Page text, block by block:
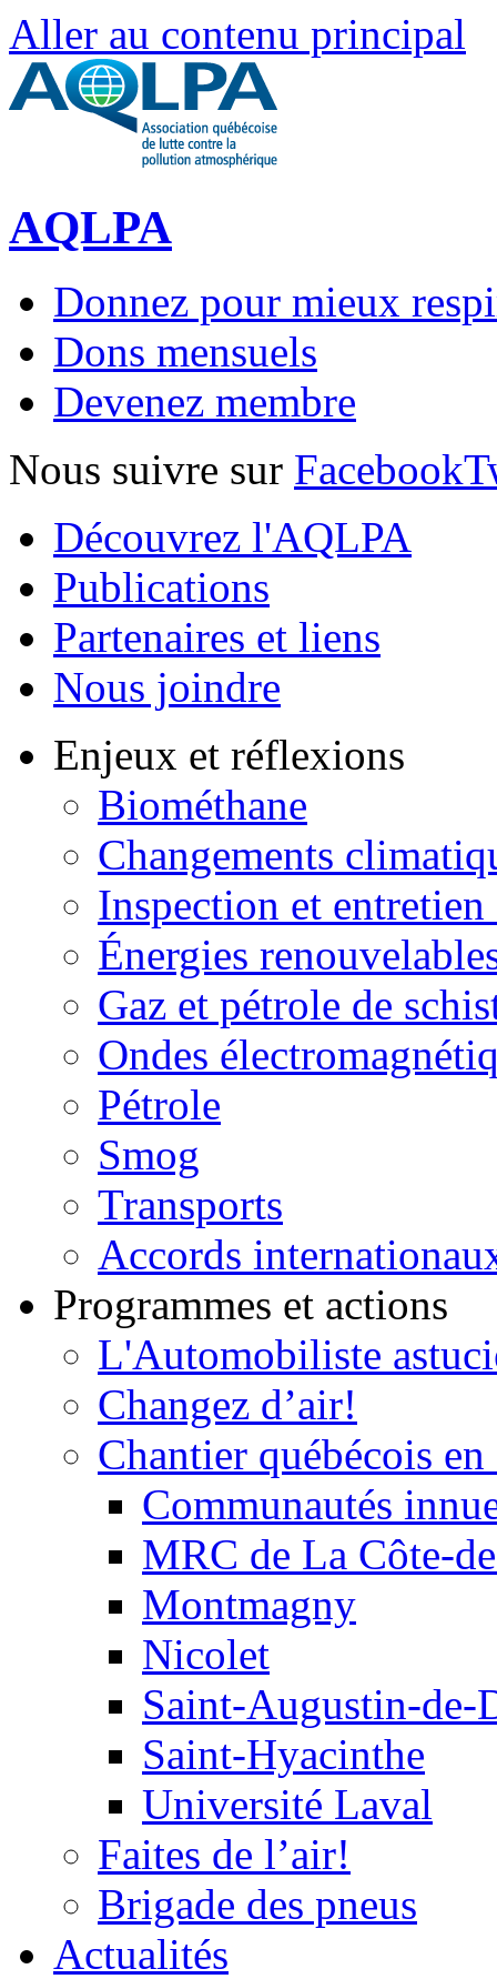
Aller au contenu principal
AQLPA
Donnez pour mieux
Dons mensuels
Devenez membre
Nous suivre sur Facebook
Découvrez l'AQLPA
Publications
Partenaires et liens
Nous joindre
Enjeux et réflexions
Biométhane
Changements
Inspection et entretien
Énergies
Gaz et pétrole de
Ondes
Pétrole
Smog
Transports
Accords
Programmes et actions
L'Automobiliste
Changez d’air!
Chantier québécois
Communautés
MRC de La Côte-
Montmagny
Nicolet
Saint-Augustin-de-
Saint-Hyacinthe
Université Laval
Faites de l’air!
Brigade des pneus
Actualités